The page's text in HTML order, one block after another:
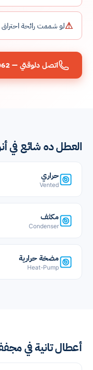
⚠لو شممت رائحة احتراق
اتصل دلوقتي — 16062
العطل ده شائع في
حراري
Vented
مكثف
Condenser
مضخة حرارية
Heat-Pump
أعطال تانية في